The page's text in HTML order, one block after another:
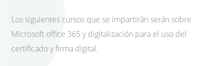
Los siguientes cursos que se impartirán serán sobre
Microsoft office 365 y digitalización para el uso del
certificado y firma digital.